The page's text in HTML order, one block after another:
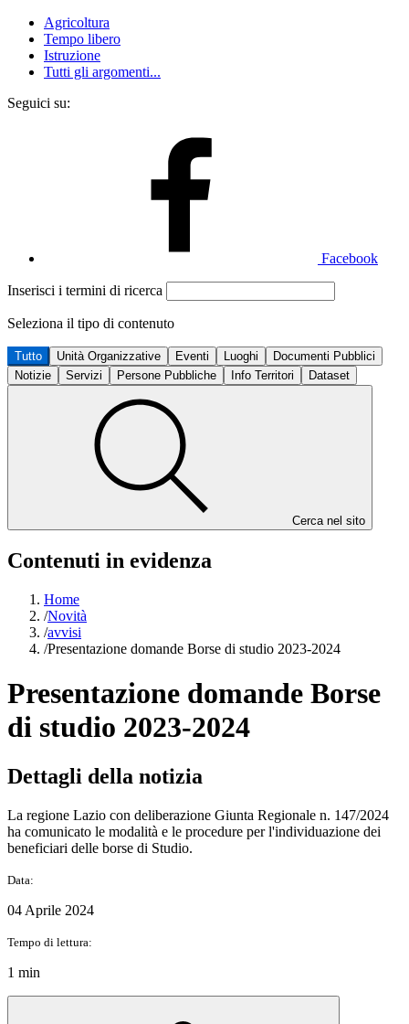
Agricoltura
Tempo libero
Istruzione
Tutti gli argomenti...
Seguici su:
Facebook
Inserisci i termini di ricerca
Seleziona il tipo di contenuto
Tutto Unità Organizzative Eventi Luoghi
Documenti Pubblici
Notizie
Servizi Persone Pubbliche Info Territori Dataset
Cerca nel sito
Contenuti in evidenza
Home
/Novità
/avvisi
/Presentazione domande Borse di studio 2023-2024
Presentazione domande Borse
di studio 2023-2024
Dettagli della notizia
La regione Lazio con deliberazione Giunta Regionale n. 147/2024
ha comunicato le modalità e le procedure per l'individuazione dei
beneficiari delle borse di Studio.
Data:
04 Aprile 2024
Tempo di lettura:
1 min